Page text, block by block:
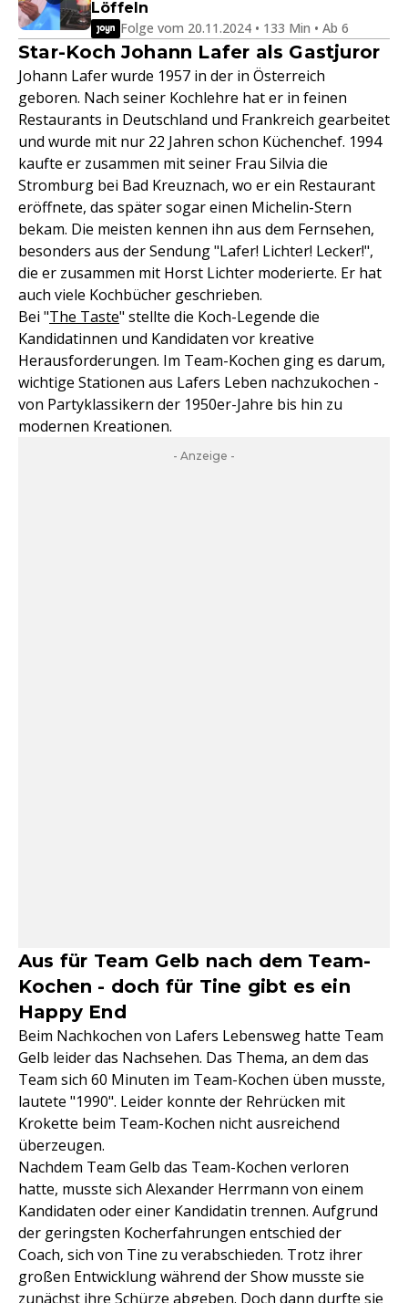
Löffeln
Folge vom 20.11.2024 • 133 Min • Ab 6
Star-Koch Johann Lafer als Gastjuror
Johann Lafer wurde 1957 in der in Österreich
geboren. Nach seiner Kochlehre hat er in feinen
Restaurants in Deutschland und Frankreich gearbeitet
und wurde mit nur 22 Jahren schon Küchenchef. 1994
kaufte er zusammen mit seiner Frau Silvia die
Stromburg bei Bad Kreuznach, wo er ein Restaurant
eröffnete, das später sogar einen Michelin-Stern
bekam. Die meisten kennen ihn aus dem Fernsehen,
besonders aus der Sendung "Lafer! Lichter! Lecker!",
die er zusammen mit Horst Lichter moderierte. Er hat
auch viele Kochbücher geschrieben.
Bei "The Taste" stellte die Koch-Legende die
Kandidatinnen und Kandidaten vor kreative
Herausforderungen. Im Team-Kochen ging es darum,
wichtige Stationen aus Lafers Leben nachzukochen -
von Partyklassikern der 1950er-Jahre bis hin zu
modernen Kreationen.
- Anzeige -
Aus für Team Gelb nach dem Team-
Kochen - doch für Tine gibt es ein
Happy End
Beim Nachkochen von Lafers Lebensweg hatte Team
Gelb leider das Nachsehen. Das Thema, an dem das
Team sich 60 Minuten im Team-Kochen üben musste,
lautete "1990". Leider konnte der Rehrücken mit
Krokette beim Team-Kochen nicht ausreichend
überzeugen.
Nachdem Team Gelb das Team-Kochen verloren
hatte, musste sich Alexander Herrmann von einem
Kandidaten oder einer Kandidatin trennen. Aufgrund
der geringsten Kocherfahrungen entschied der
Coach, sich von Tine zu verabschieden. Trotz ihrer
großen Entwicklung während der Show musste sie
zunächst ihre Schürze abgeben. Doch dann durfte sie